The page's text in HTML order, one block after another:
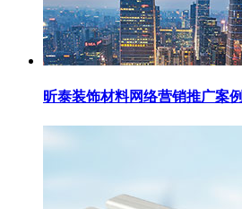
昕泰装饰材料网络营销推广案例